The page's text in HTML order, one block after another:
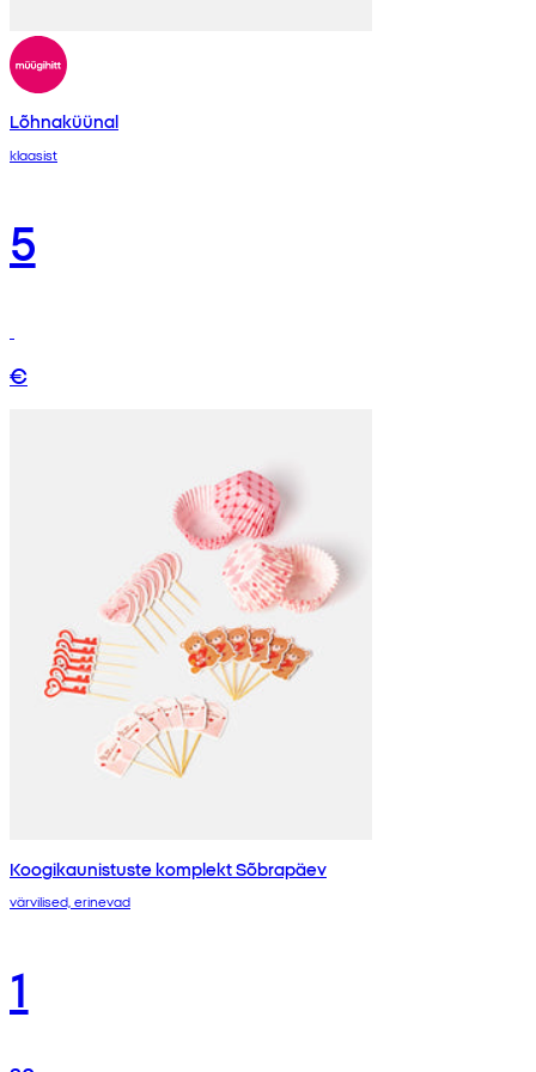
Lõhnaküünal
klaasist
5
€
Koogikaunistuste komplekt Sõbrapäev
värvilised, erinevad
1